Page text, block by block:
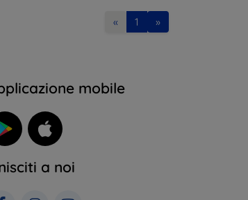
« 1 »
mobile
a noi